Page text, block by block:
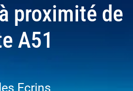
proximité de
A51
Ecrins